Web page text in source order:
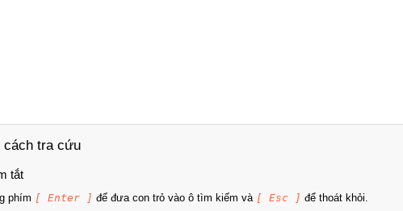
cách tra cứu
tắt
phím [ Enter ] để đưa con trỏ vào ô tìm kiếm và [ Esc ] để thoát khỏi.